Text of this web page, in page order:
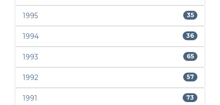
1995 35
1994 36
1993 65
1992 57
1991 73